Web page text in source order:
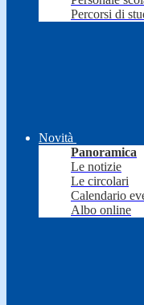
Percorsi di
Novità
Panoramica
Le notizie
Le circolari
Calendario
Albo online